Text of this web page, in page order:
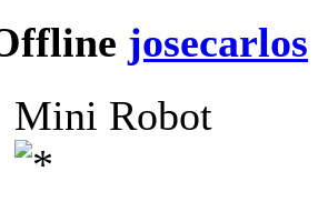
josecarlos
Mini Robot